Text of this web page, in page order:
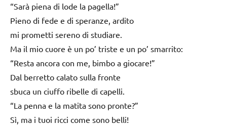
“Sarà piena di lode la pagella!”
Pieno di fede e di speranze, ardito
mi prometti sereno di studiare.
Ma il mio cuore è un po’ triste e un po’ smarrito:
“Resta ancora con me, bimbo a giocare!”
Dal berretto calato sulla fronte
sbuca un ciuffo ribelle di capelli.
“La penna e la matita sono pronte?”
Sì, ma i tuoi ricci come sono belli!